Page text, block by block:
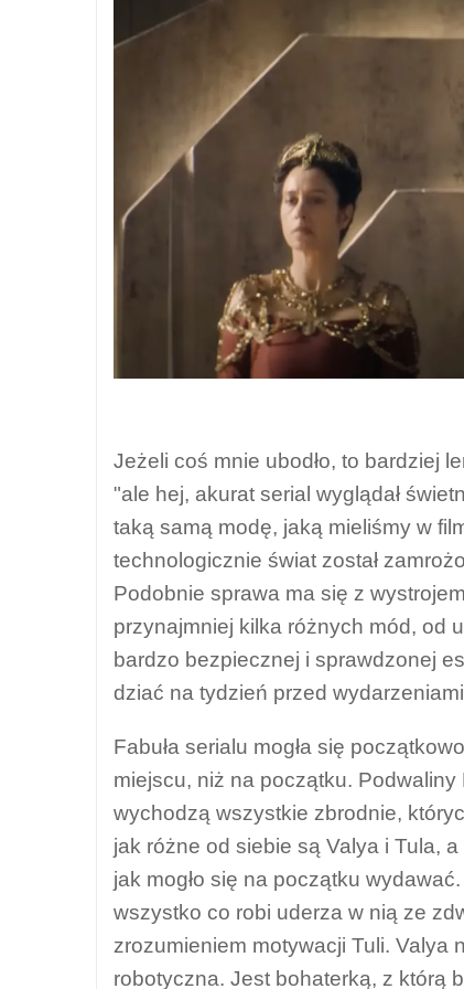
Jeżeli coś mnie ubodło, to bardziej
"ale hej, akurat serial wyglądał
taką samą modę, jaką mieliśmy w
technologicznie świat został
Podobnie sprawa ma się z
przynajmniej kilka różnych mód, od
bardzo bezpiecznej i sprawdzonej
dziać na tydzień przed
Fabuła serialu mogła się
miejscu, niż na początku.
wychodzą wszystkie zbrodnie,
jak różne od siebie są Valya i Tula,
jak mogło się na początku
wszystko co robi uderza w nią ze
zrozumieniem motywacji Tuli. Valya
robotyczna. Jest bohaterką, z którą